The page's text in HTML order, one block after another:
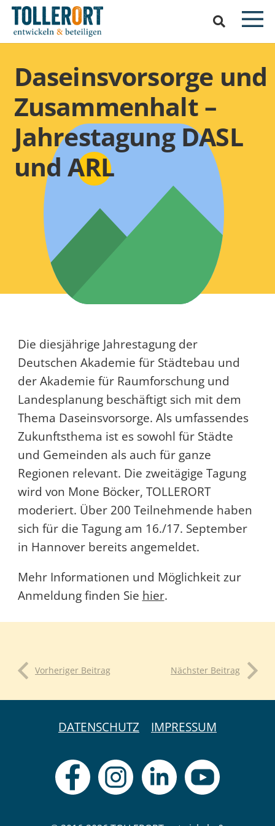
Daseinsvorsorge und
Zusammenhalt –
Jahrestagung DASL
und ARL
Die diesjährige Jahrestagung der
Deutschen Akademie für Städtebau und
der Akademie für Raumforschung und
Landesplanung beschäftigt sich mit dem
Thema Daseinsvorsorge. Als umfassendes
Zukunftsthema ist es sowohl für Städte
und Gemeinden als auch für ganze
Regionen relevant. Die zweitägige Tagung
wird von Mone Böcker, TOLLERORT
moderiert. Über 200 Teilnehmende haben
sich für die Tagung am 16./17. September
in Hannover bereits angemeldet.
Mehr Informationen und Möglichkeit zur
Anmeldung finden Sie hier.
Vorheriger Beitrag Nächster Beitrag
DATENSCHUTZ IMPRESSUM